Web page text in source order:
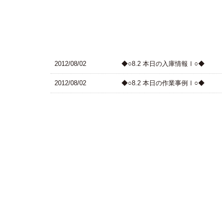
2012/08/02 ◆○8.2 本日の入庫情報Ⅰ○◆
2012/08/02 ◆○8.2 本日の作業事例Ⅰ○◆